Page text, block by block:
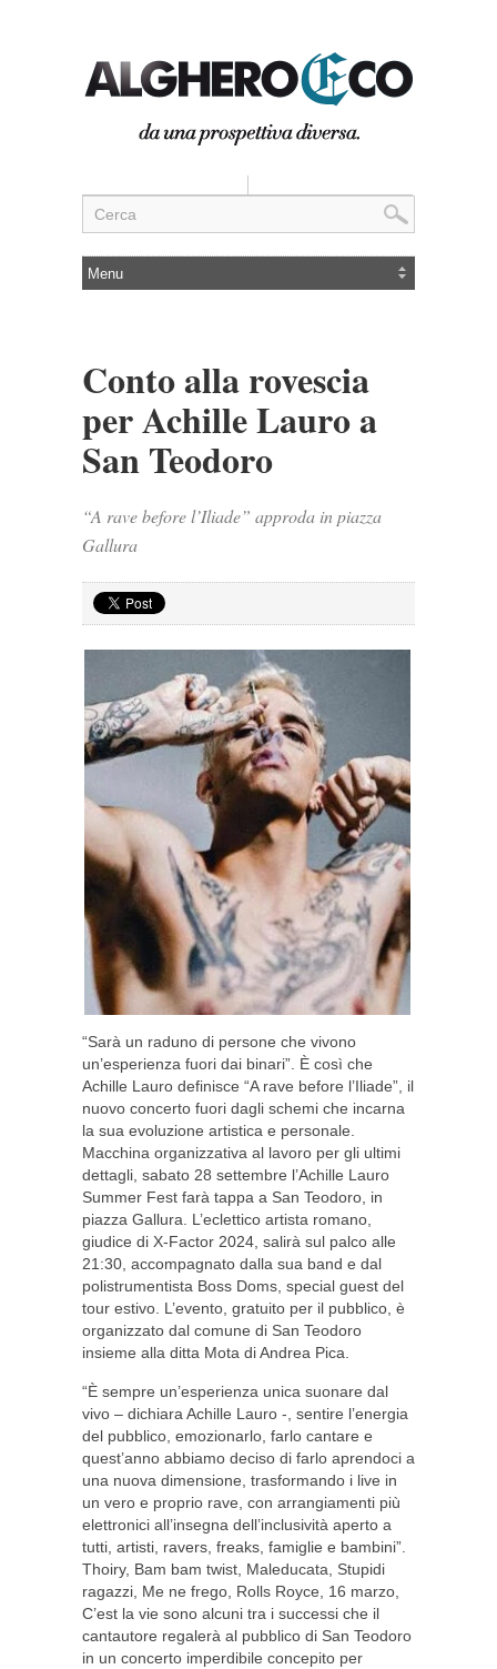
Conto alla rovescia
per Achille Lauro a
San Teodoro
“A rave before l’Iliade” approda in piazza
Gallura
“Sarà un raduno di persone che vivono
un’esperienza fuori dai binari”. È così che
Achille Lauro definisce “A rave before l’Iliade”, il
nuovo concerto fuori dagli schemi che incarna
la sua evoluzione artistica e personale.
Macchina organizzativa al lavoro per gli ultimi
dettagli, sabato 28 settembre l’Achille Lauro
Summer Fest farà tappa a San Teodoro, in
piazza Gallura. L’eclettico artista romano,
giudice di X-Factor 2024, salirà sul palco alle
21:30, accompagnato dalla sua band e dal
polistrumentista Boss Doms, special guest del
tour estivo. L’evento, gratuito per il pubblico, è
organizzato dal comune di San Teodoro
insieme alla ditta Mota di Andrea Pica.
“È sempre un’esperienza unica suonare dal
vivo – dichiara Achille Lauro -, sentire l’energia
del pubblico, emozionarlo, farlo cantare e
quest’anno abbiamo deciso di farlo aprendoci a
una nuova dimensione, trasformando i live in
un vero e proprio rave, con arrangiamenti più
elettronici all’insegna dell’inclusività aperto a
tutti, artisti, ravers, freaks, famiglie e bambini”.
Thoiry, Bam bam twist, Maleducata, Stupidi
ragazzi, Me ne frego, Rolls Royce, 16 marzo,
C’est la vie sono alcuni tra i successi che il
cantautore regalerà al pubblico di San Teodoro
in un concerto imperdibile concepito per